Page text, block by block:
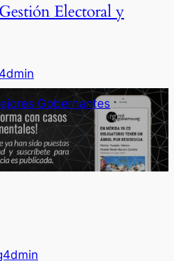
Electoral y
Gobernantes